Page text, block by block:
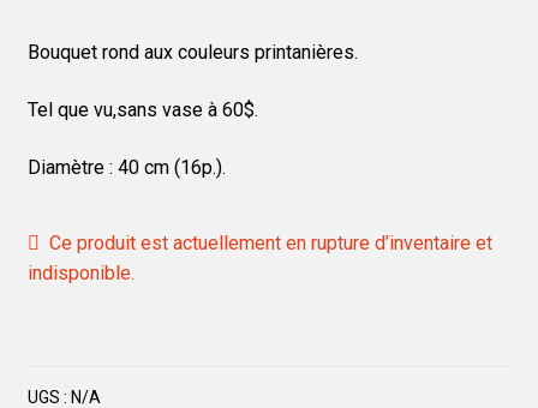
Bouquet rond aux couleurs printanières.
Tel que vu,sans vase à 60$.
Diamètre : 40 cm (16p.).
Ce produit est actuellement en rupture d’inventaire et
indisponible.
UGS : N/A